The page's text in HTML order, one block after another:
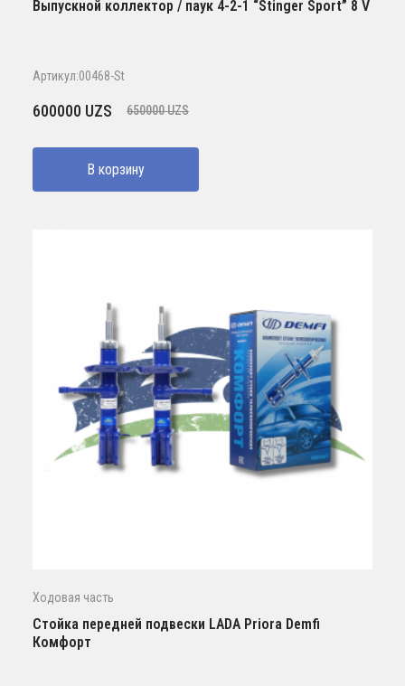
Выпускной коллектор / паук 4-2-1 “Stinger Sport” 8 V
Артикул:00468-St
650000UZS
Первоначальная
составляла
650000 UZS.
600000 UZS
Текущая
600000 UZS.
В корзину
Ходовая часть
Стойка передней подвески LADA Priora Demfi
Комфорт